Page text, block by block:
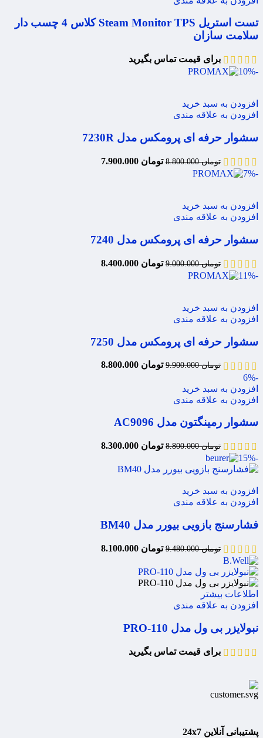
تست استریل Steam Monitor TPS کلاس 4 چسب دار
سلامت سازان
برای قیمت تماس بگیرید
-10%
افزودن به سبد خرید
افزودن به علاقه مندی
سشوار حرفه ای پرومکس مدل 7230R
تومان8.800.000 تومان7.900.000
-7%
افزودن به سبد خرید
افزودن به علاقه مندی
سشوار حرفه ای پرومکس مدل 7240
تومان9.000.000 تومان8.400.000
-11%
افزودن به سبد خرید
افزودن به علاقه مندی
سشوار حرفه ای پرومکس مدل 7250
تومان9.900.000 تومان8.800.000
-6%
افزودن به سبد خرید
افزودن به علاقه مندی
سشوار رمینگتون مدل AC9096
تومان8.800.000 تومان8.300.000
-15%
افزودن به سبد خرید
افزودن به علاقه مندی
فشارسنج بازویی بیورر مدل BM40
تومان9.480.000 تومان8.100.000
اطلاعات بیشتر
افزودن به علاقه مندی
نبولایزر بی ول مدل PRO-110
برای قیمت تماس بگیرید
پشتیبانی آنلاین 24x7